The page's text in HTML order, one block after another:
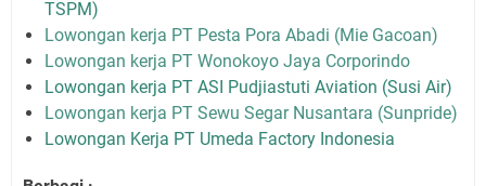
TSPM)
Lowongan kerja PT Pesta Pora Abadi (Mie Gacoan)
Lowongan kerja PT Wonokoyo Jaya Corporindo
Lowongan kerja PT ASI Pudjiastuti Aviation (Susi Air)
Lowongan kerja PT Sewu Segar Nusantara (Sunpride)
Lowongan Kerja PT Umeda Factory Indonesia